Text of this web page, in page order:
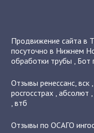
Продвижение сайта в
посуточно в Нижнем
обработки трубы , Бот
Отзывыренессанс,вск
росгосстрах ,абсолют
,втб
Отзывы по ОСАГО